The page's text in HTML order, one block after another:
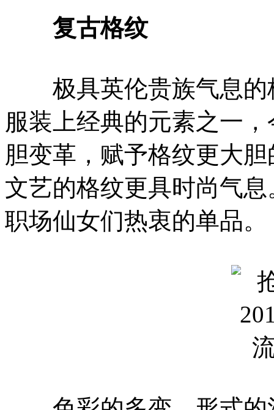
复古格纹
极具英伦贵族气息的
服装上经典的元素之一
胆变革，赋予格纹更大
文艺的格纹更具时尚气
职场仙女们热衷的单品。